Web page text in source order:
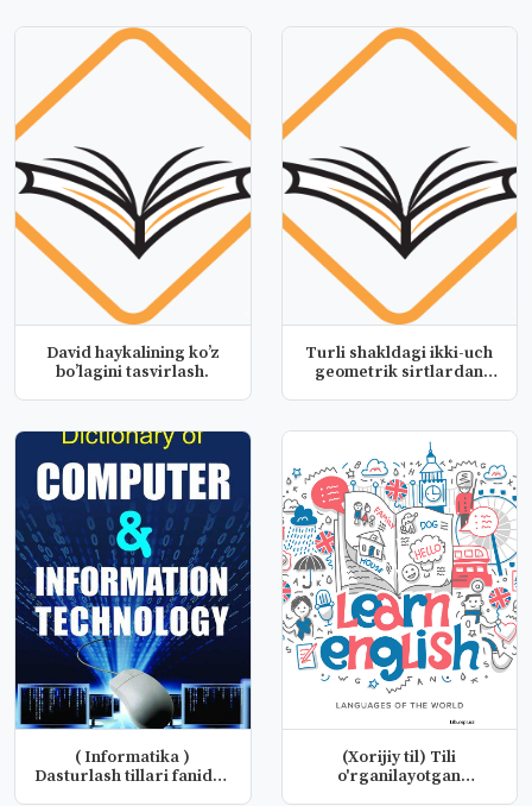
David haykalining ko’z
bo’lagini tasvirlash.
Turli shakldagi ikki-uch
geometrik sirtlardan
( Informatika )
Dasturlash tillari fanidan
(Xorijiy til) Tili
o'rganilayotgan